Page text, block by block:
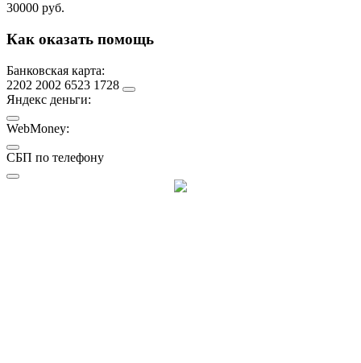
30000 руб.
Как оказать помощь
Банковская карта:
2202 2002 6523 1728
Яндекс деньги:
WebMoney:
СБП по телефону